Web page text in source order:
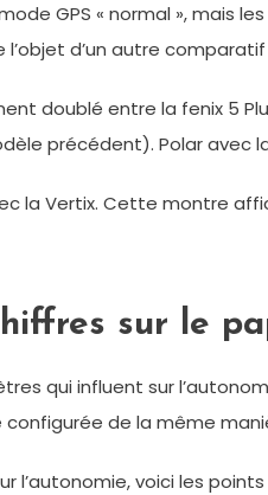
GPS « normal »,
d’un autre comparatif
doublé entre la fenix 5
précédent). Polar avec
la Vertix. Cette montre
sur le
qui influent sur
de la même
l’autonomie, voici les